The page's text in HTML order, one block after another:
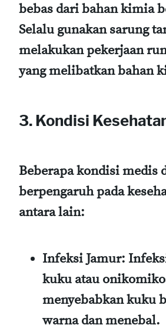
bebas dari bahan kimia
Selalu gunakan sarung
melakukan pekerjaan
yang melibatkan bahan
3. Kondisi
Beberapa kondisi medis
berpengaruh pada
antara lain:
Infeksi Jamur:
kuku atau
menyebabkan kuku
warna dan menebal.